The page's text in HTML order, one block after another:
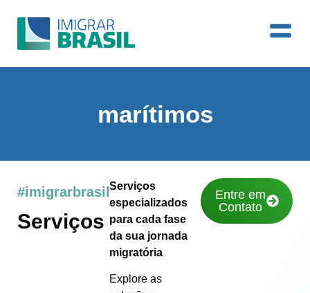
marítimos
#imigrarbrasil
Serviços
Serviços
especializados
para cada fase
da sua jornada
migratória
Explore as
Entre em
Contato